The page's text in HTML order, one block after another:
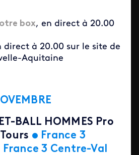
box, en direct à 20.00
direct à 20.00 sur le site de
Aquitaine
BALL HOMMES Pro
• France 3
France 3 Centre-Val